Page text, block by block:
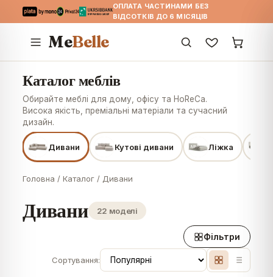
ОПЛАТА ЧАСТИНАМИ БЕЗ
ВІДСОТКІВ ДО 6 МІСЯЦІВ
MeBelle
Каталог меблів
Обирайте меблі для дому, офісу та HoReCa.
Висока якість, преміальні матеріали та сучасний
дизайн.
Дивани Кутові дивани Ліжка
Головна /Каталог / Дивани
Дивани 22 моделі
Фільтри
Сортування: